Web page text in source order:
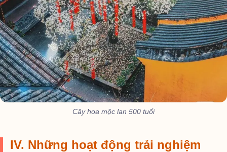
Cây hoa mộc lan 500 tuổi
IV. Những hoạt động trải nghiệm